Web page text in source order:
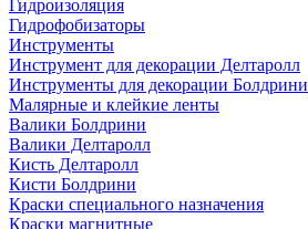
Гидроизоляция
Гидрофобизаторы
Инструменты
Инструмент для декорации Делтаролл
Инструменты для декорации Болдрини
Малярные и клейкие ленты
Валики Болдрини
Валики Делтаролл
Кисть Делтаролл
Кисти Болдрини
Краски специального назначения
Краски магнитные